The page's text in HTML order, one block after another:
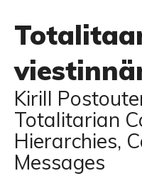
Kirill
Totalitarian
Hierarchies,
Messages